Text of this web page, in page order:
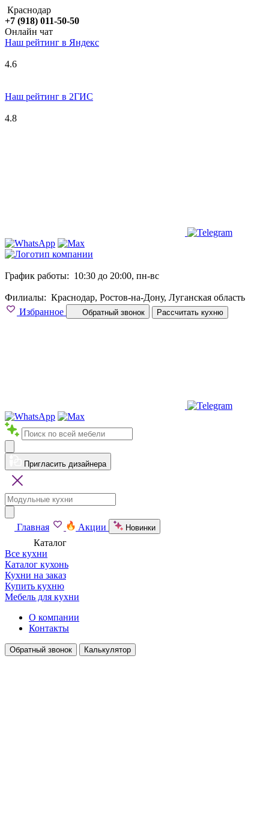
Краснодар
+7 (918) 011-50-50
Онлайн чат
Наш рейтинг в Яндекс
4.6
Наш рейтинг в 2ГИС
4.8
График работы: 10:30 до 20:00, пн-вс
Филиалы: Краснодар, Ростов-на-Дону, Луганская область
Избранное
Обратный звонок Рассчитать кухню
Пригласить дизайнера
Главная Акции Новинки
Каталог
Все кухни
Каталог кухонь
Кухни на заказ
Купить кухню
Мебель для кухни
О компании
Контакты
Обратный звонок Калькулятор